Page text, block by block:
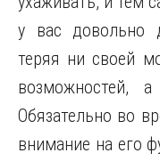
у вас довольно
теряя ни своей
возможностей,
Обязательно во
внимание на его